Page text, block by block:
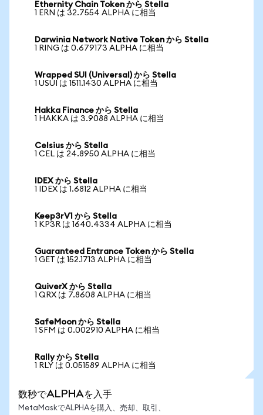
Ethernity Chain Token から Stella
1 ERN は 32.7554 ALPHA に相当
Darwinia Network Native Token から Stella
1 RING は 0.679173 ALPHA に相当
Wrapped SUI (Universal) から Stella
1 USUI は 1511.1430 ALPHA に相当
Hakka Finance から Stella
1 HAKKA は 3.9088 ALPHA に相当
Celsius から Stella
1 CEL は 24.8950 ALPHA に相当
IDEX から Stella
1 IDEX は 1.6812 ALPHA に相当
Keep3rV1 から Stella
1 KP3R は 1640.4334 ALPHA に相当
Guaranteed Entrance Token から Stella
1 GET は 152.1713 ALPHA に相当
QuiverX から Stella
1 QRX は 7.8608 ALPHA に相当
SafeMoon から Stella
1 SFM は 0.002910 ALPHA に相当
Rally から Stella
1 RLY は 0.051589 ALPHA に相当
数秒でALPHAを入手
MetaMaskでALPHAを購入、売却、取引、